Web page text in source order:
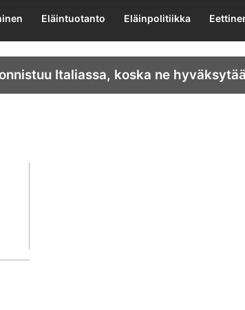
Eläintuotanto Eläinpolitiikka
Italiassa, koska ne